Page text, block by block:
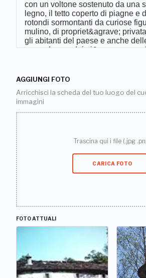
AGGIUNGI FOTO
Arricchisci la scheda del tuo luogo del
immagini
Trascina qui i file (.jpg
CARICA FOTO
FOTO ATTUALI